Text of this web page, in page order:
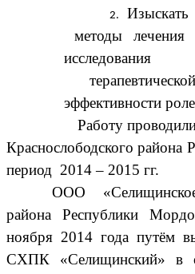
методы лечения
эффективности
Работу
Краснослободского
период 2014 – 2015 гг.
ООО
района Республики
ноября 2014 года путём
СХПК «Селищинский» в